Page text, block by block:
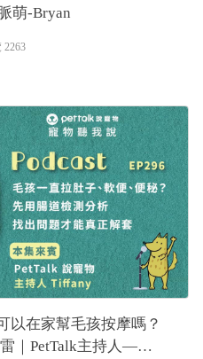
萌-Bryan
2263
以在家幫毛孩按摩嗎？
｜PetTalk主持人—